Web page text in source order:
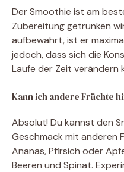
Der Smoothie ist am
Zubereitung getrunken
aufbewahrt, ist er
jedoch, dass sich die
Laufe der Zeit verändern
Kann ich andere Früchte
Absolut! Du kannst den
Geschmack mit anderen
Ananas, Pfirsich oder
Beeren und Spinat.